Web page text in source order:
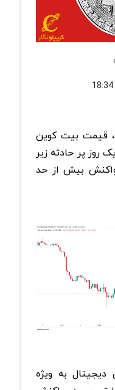
، قیمت بیت کوین
۱۴۰۳ پس از یک روز پر حادثه زیر
"واکنش بیش از حد
دیجیتال به ویژه